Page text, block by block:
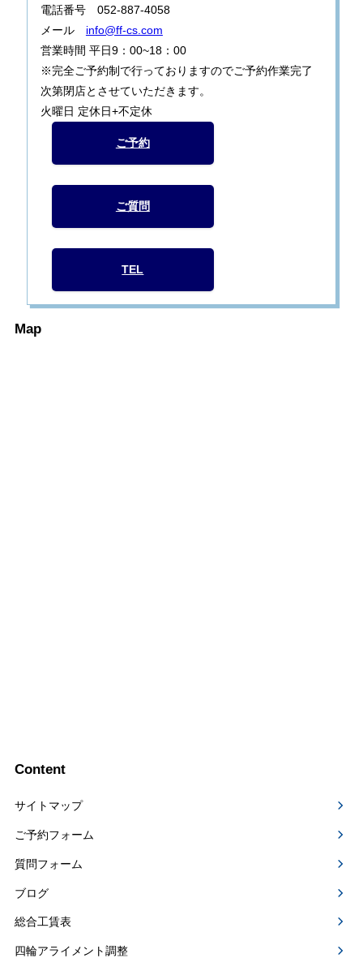
電話番号 052-887-4058
メール info@ff-cs.com
営業時間 平日9：00~18：00
※完全ご予約制で行っておりますのでご予約作業完了
次第閉店とさせていただきます。
火曜日 定休日+不定休
ご予約
ご質問
TEL
Map
Content
サイトマップ
ご予約フォーム
質問フォーム
ブログ
総合工賃表
四輪アライメント調整